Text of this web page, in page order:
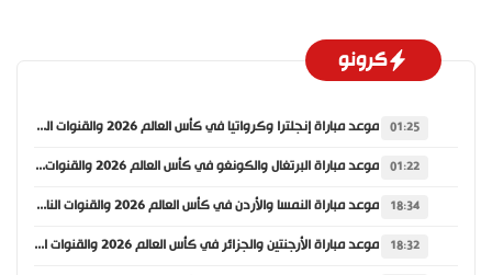
كرونو
01:25 موعد مباراة إنجلترا وكرواتيا في كأس العالم 2026 والقنوات الناقلة
01:22 موعد مباراة البرتغال والكونغو في كأس العالم 2026 والقنوات الناقلة
18:34 موعد مباراة النمسا والأردن في كأس العالم 2026 والقنوات الناقلة
18:32 موعد مباراة الأرجنتين والجزائر في كأس العالم 2026 والقنوات الناقلة